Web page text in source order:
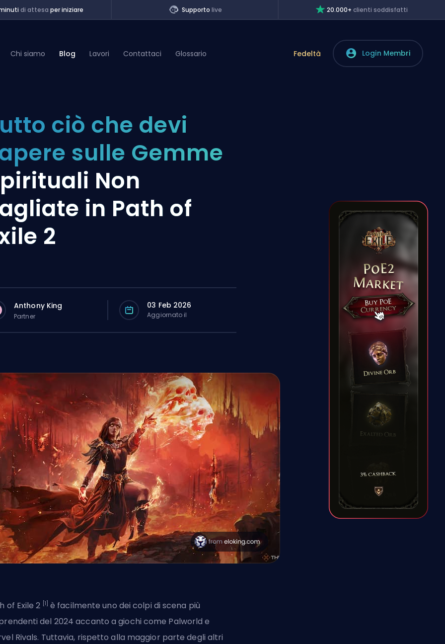
di attesa per iniziare Supporto live 20.000+clienti soddisfatti
Chi siamo Blog Lavori Contattaci Glossario Fedeltà Login Membri
ciò che devi
sulle Gemme
Non
in Path of
2
Anthony King
Partner
03 Feb 2026
Aggiornato il
of Exile 2 [1] è facilmente uno dei colpi di scena più
del 2024 accanto a giochi come Palworld e
Rivals. Tuttavia, rispetto alla maggior parte degli altri